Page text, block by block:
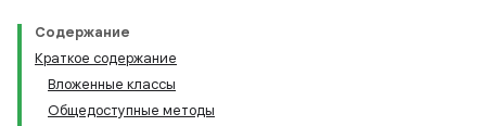
Содержание
Краткое содержание
Вложенные классы
Общедоступные методы